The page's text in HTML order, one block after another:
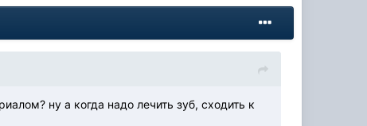
ну а когда надо лечить зуб, сходить к